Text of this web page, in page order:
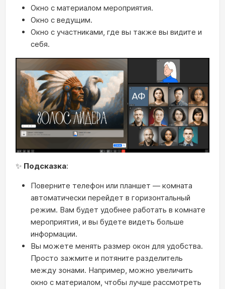
Окно с материалом мероприятия.
Окно с ведущим.
Окно с участниками, где вы также вы видите и
себя.
✨ Подсказка:
Поверните телефон или планшет — комната
автоматически перейдет в горизонтальный
режим. Вам будет удобнее работать в комнате
мероприятия, и вы будете видеть больше
информации.
Вы можете менять размер окон для удобства.
Просто зажмите и потяните разделитель
между зонами. Например, можно увеличить
окно с материалом, чтобы лучше рассмотреть